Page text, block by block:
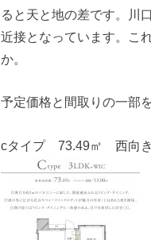
ると天と地の差です。川
近接となっています。こ
か。
予定価格と間取りの一
cタイプ 73.49㎡ 西向き